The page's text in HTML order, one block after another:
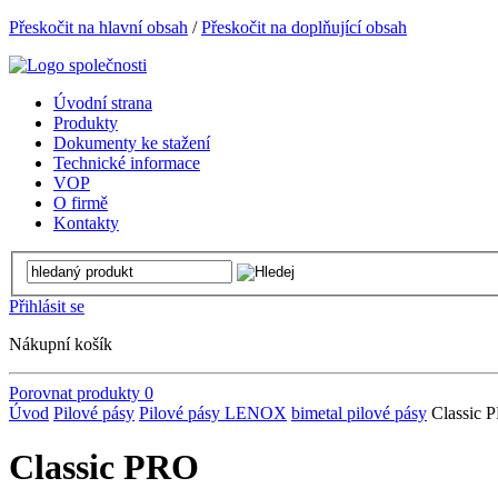
Přeskočit na hlavní obsah /Přeskočit na doplňující obsah
Úvodní strana
Produkty
Dokumenty ke stažení
Technické informace
VOP
O firmě
Kontakty
Přihlásit se
Nákupní košík
Porovnat produkty 0
Úvod Pilové pásy Pilové pásy LENOX bimetal pilové pásy Classic
Classic PRO